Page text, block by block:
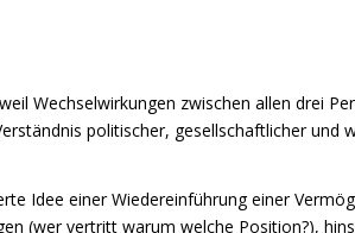
Wechselwirkungen zwischen allen drei
politischer, gesellschaftlicher und
Idee einer Wiedereinführung einer
(wer vertritt warum welche Position?),